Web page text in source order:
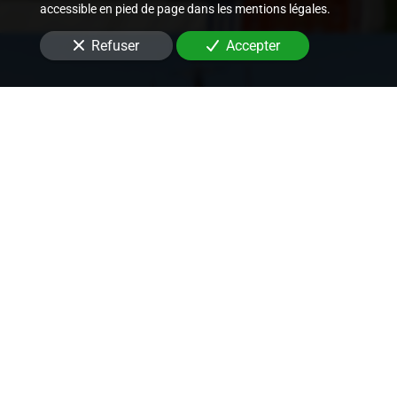
accessible en pied de page dans les mentions légales.
Refuser Accepter